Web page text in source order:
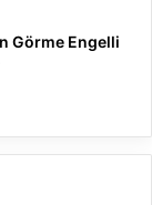
Görme Engelli